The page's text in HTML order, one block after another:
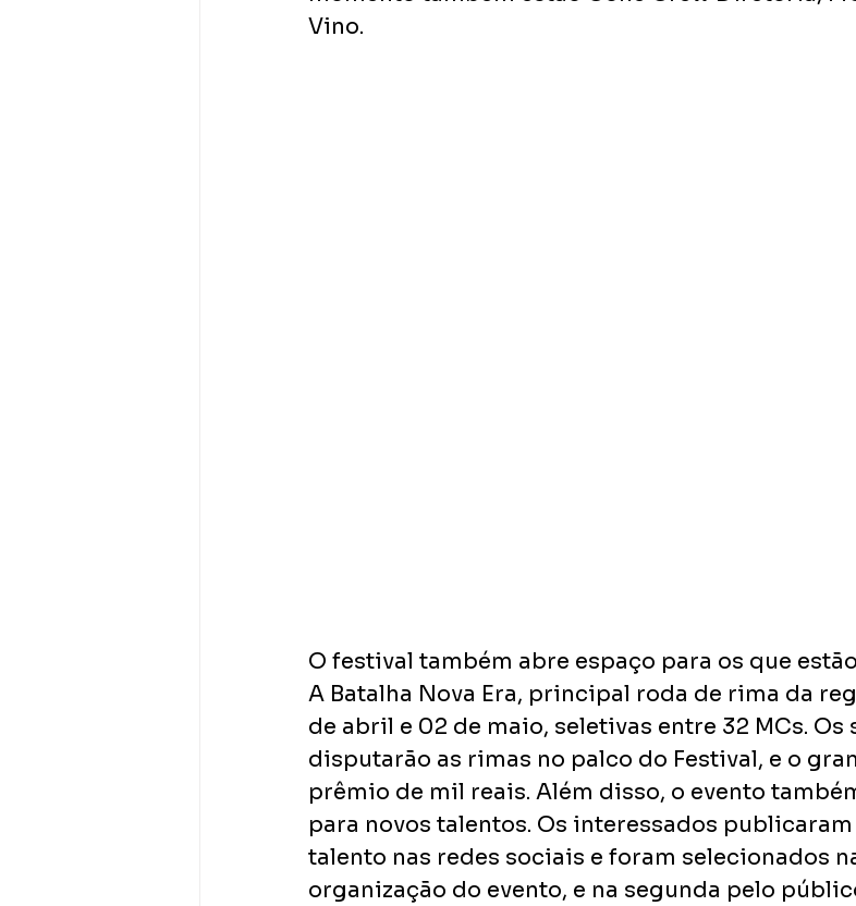
Vino.
O festival também abre espaço para os que
A Batalha Nova Era, principal roda de rima da
de abril e 02 de maio, seletivas entre 32 MCs. Os
disputarão as rimas no palco do Festival, e o
prêmio de mil reais. Além disso, o evento
para novos talentos. Os interessados
talento nas redes sociais e foram selecionados
organização do evento, e na segunda pelo